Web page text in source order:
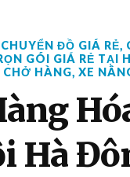
CHUYỂN ĐỒ GIÁ RẺ,
GÓI GIÁ RẺ TẠI
CHỞ HÀNG, XE
Hà